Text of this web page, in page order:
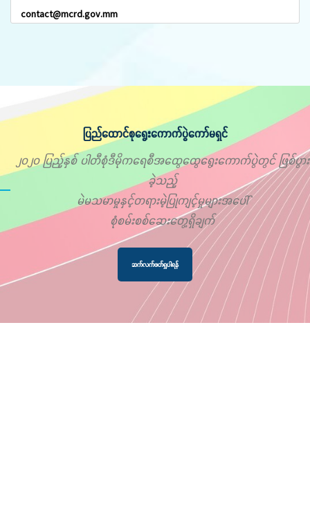
contact@mcrd.gov.mm
ပြည်ထောင်စုရွေးကောက်ပွဲကော်မရှင်
၂၀၂၀ ပြည့်နှစ် ပါတီစုံဒီမိုကရေစီအထွေထွေရွေးကောက်ပွဲတွင် ဖြစ်ပွား
ခဲ့သည့်
မဲမသမာမှုနှင့်တရားမဲ့ပြုကျင့်မှုများအပေါ်
စုံစမ်းစစ်ဆေးတွေ့ရှိချက်
ဆက်လက်ဖတ်ရှုပါရန်